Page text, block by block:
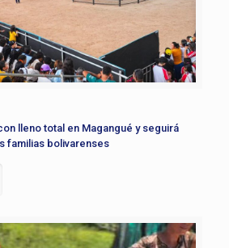
lleno total en Magangué y seguirá
familias bolivarenses